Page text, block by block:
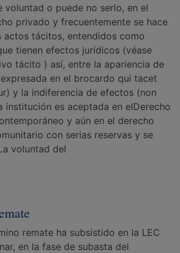
voluntad o puede no serlo, en el
privado y frecuentemente se hace
actos tácitos, entendidos como
tienen efectos jurídicos (véase
tácito ) así, entre la apariencia de
en el brocardo qui tacet
y la indiferencia de efectos (non
institución es aceptada en elDerecho
y aún en el derecho
con serias reservas y se
voluntad del
remate ha subsistido en la LEC
en la fase de subasta del